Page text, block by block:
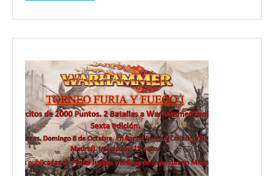
Septiembre
2025)